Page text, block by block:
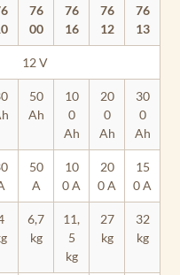
76
00
76
16
76
12
76
13
12 V
50
Ah
10
0
Ah
20
0
Ah
30
0
Ah
50
A
10
0 A
20
0 A
15
0 A
6,7
kg
11,
5
kg
27
kg
32
kg